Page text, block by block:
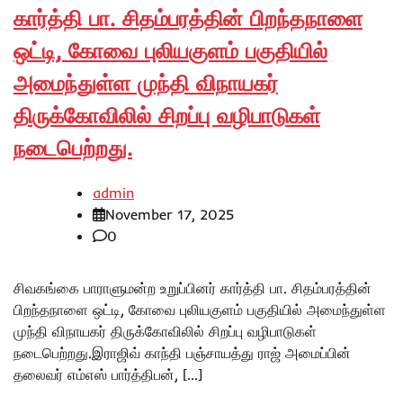
கார்த்தி பா. சிதம்பரத்தின் பிறந்தநாளை
ஒட்டி, கோவை புலியகுளம் பகுதியில்
அமைந்துள்ள முந்தி விநாயகர்
திருக்கோவிலில் சிறப்பு வழிபாடுகள்
நடைபெற்றது.
admin
November 17, 2025
0
சிவகங்கை பாராளுமன்ற உறுப்பினர் கார்த்தி பா. சிதம்பரத்தின்
பிறந்தநாளை ஒட்டி, கோவை புலியகுளம் பகுதியில் அமைந்துள்ள
முந்தி விநாயகர் திருக்கோவிலில் சிறப்பு வழிபாடுகள்
நடைபெற்றது.இராஜிவ் காந்தி பஞ்சாயத்து ராஜ் அமைப்பின்
தலைவர் எம்எஸ் பார்த்திபன், […]